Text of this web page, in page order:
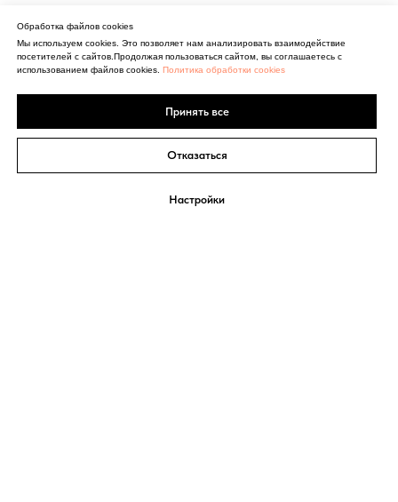
Обработка файлов cookies
Мы используем cookies. Это позволяет нам анализировать взаимодействие
посетителей с сайтов.Продолжая пользоваться сайтом, вы соглашаетесь с
использованием файлов cookies. Политика обработки cookies
Принять все
Отказаться
Настройки